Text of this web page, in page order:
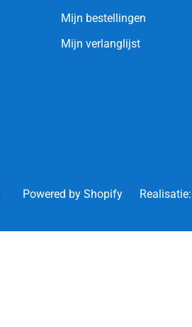
Mijn bestellingen
Mijn verlanglijst
Powered by Shopify Realisatie: